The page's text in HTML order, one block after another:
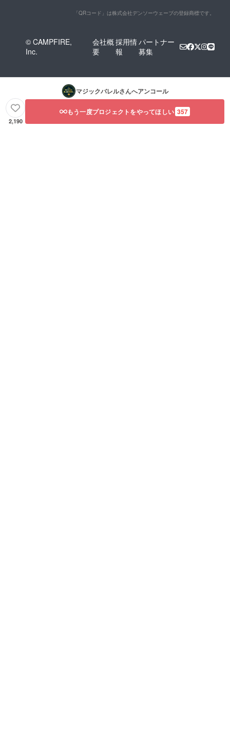
「QRコード」は株式会社デンソーウェーブの登録商標です。
© CAMPFIRE,
Inc.
会社概
要
採用情
報
パートナー
募集
マジックバレルさんへアンコール
2,190
もう一度プロジェクトをやってほしい 357